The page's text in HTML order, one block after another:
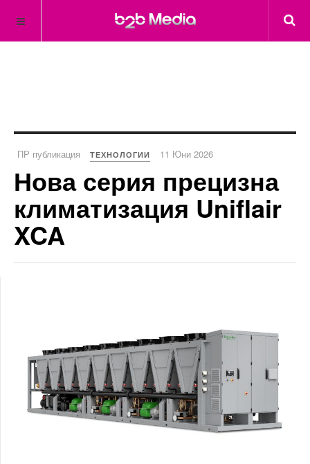
ПР публикация ТЕХНОЛОГИИ 11 Юни 2026
Нова серия прецизна
климатизация Uniflair
XCA